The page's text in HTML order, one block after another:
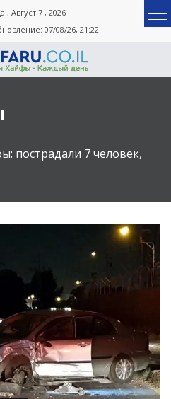
, Август 7 , 2026
07/08/26, 21:22
пострадали 7 человек,